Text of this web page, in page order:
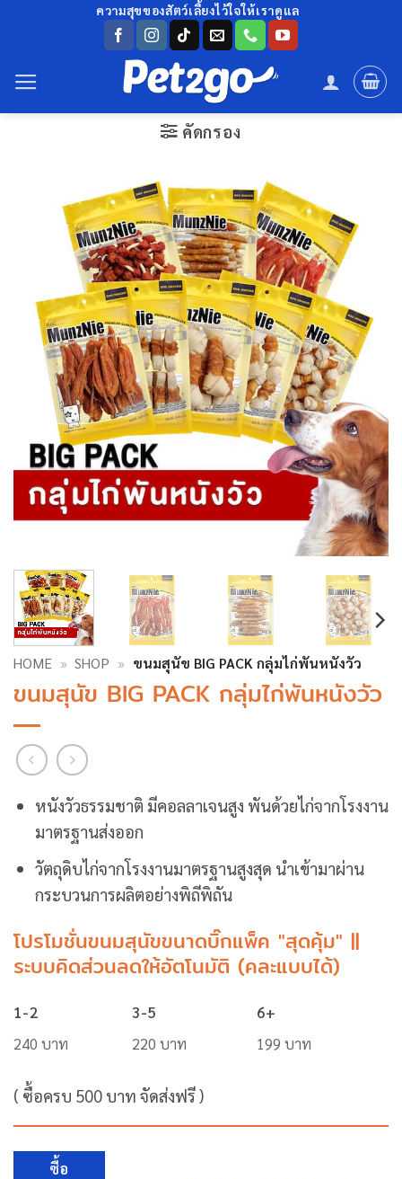
เนื้อหา
ความสุขของสัตว์เลี้ยงไว้ใจให้เราดูแล
คัดกรอง
HOME » SHOP » ขนมสุนัข BIG PACK กลุ่มไก่พันหนังวัว
ขนมสุนัข BIG PACK กลุ่มไก่พันหนังวัว
หนังวัวธรรมชาติ มีคอลลาเจนสูง พันด้วยไก่จากโรงงาน
มาตรฐานส่งออก
วัตถุดิบไก่จากโรงงานมาตรฐานสูงสุด นำเข้ามาผ่าน
กระบวนการผลิตอย่างพิถีพิถัน
โปรโมชั่นขนมสุนัขขนาดบิ๊กแพ็ค "สุดคุ้ม" ||
ระบบคิดส่วนลดให้อัตโนมัติ (คละแบบได้)
1-2 3-5
6+
240 บาท
220 บาท 199 บาท
( ซื้อครบ 500 บาท จัดส่งฟรี )
ซื้อ